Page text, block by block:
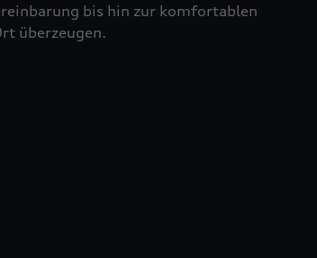
bis hin zur komfortablen
überzeugen.